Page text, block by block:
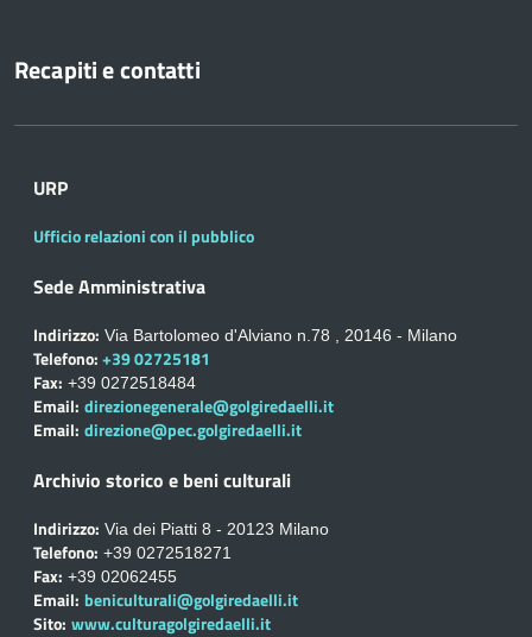
Recapiti e contatti
URP
Ufficio relazioni con il pubblico
Sede Amministrativa
Indirizzo: Via Bartolomeo d'Alviano n.78 , 20146 - Milano
Telefono:+39 02725181
Fax: +39 0272518484
Email: direzionegenerale@golgiredaelli.it
Email: direzione@pec.golgiredaelli.it
Archivio storico e beni culturali
Indirizzo: Via dei Piatti 8 - 20123 Milano
Telefono: +39 0272518271
Fax: +39 02062455
Email: beniculturali@golgiredaelli.it
Sito: www.culturagolgiredaelli.it